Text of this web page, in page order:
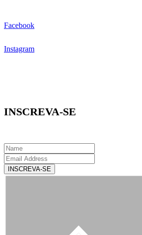
Facebook
Instagram
INSCREVA-SE
INSCREVA-SE